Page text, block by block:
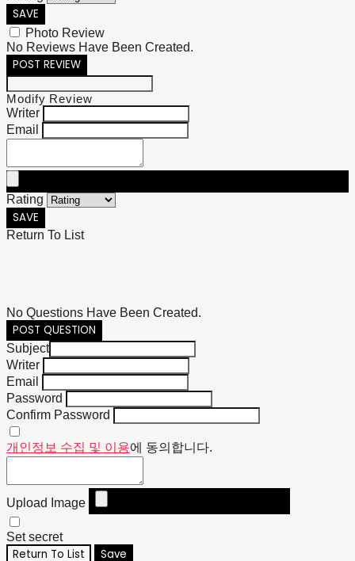
SAVE
Photo Review
No Reviews Have Been Created.
POST REVIEW
Modify Review
Writer
Email
Rating
SAVE
Return To List
No Questions Have Been Created.
POST QUESTION
Subject
Writer
Email
Password
Confirm Password
개인정보 수집 및 이용에 동의합니다.
Upload Image
Set secret
Return To List Save